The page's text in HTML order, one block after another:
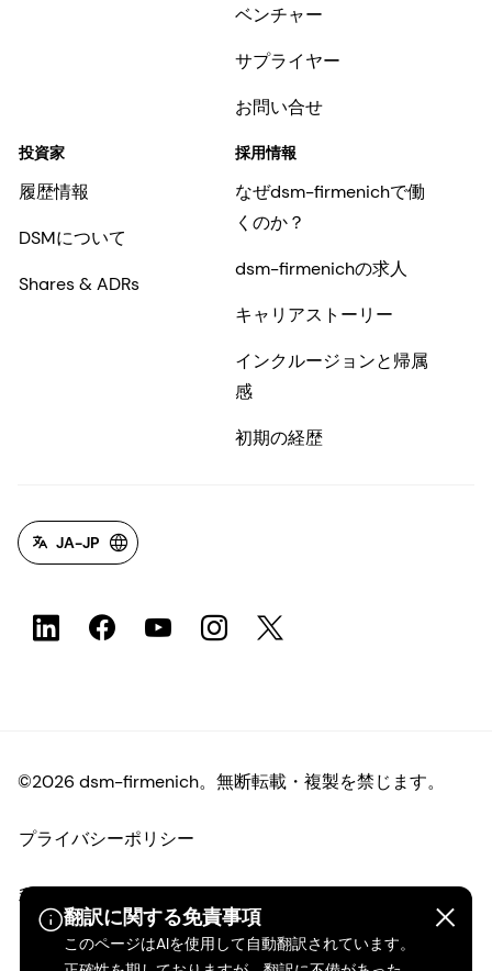
翻訳に関する免責事項
このページはAIを使用して自動翻訳されています。
ベンチャー
サプライヤー
お問い合せ
投資家
履歴情報
DSMについて
Shares & ADRs
採用情報
なぜdsm-firmenichで働
くのか？
dsm-firmenichの求人
キャリアストーリー
インクルージョンと帰属
感
初期の経歴
JA-JP
©2026 dsm-firmenich。無断転載・複製を禁じます。
プライバシーポリシー
利用規約
ご利用条件